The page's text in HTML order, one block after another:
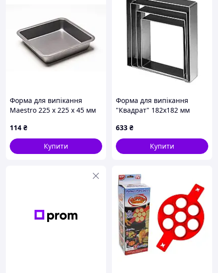
Форма для випікання
Maestro 225 х 225 х 45 мм
114 ₴
Купити
Форма для випікання
"Квадрат" 182х182 мм
633 ₴
Купити